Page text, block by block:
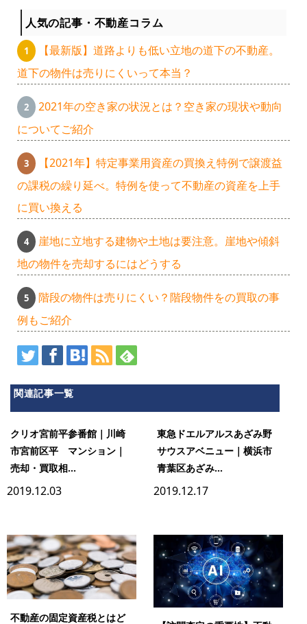
人気の記事・不動産コラム
【最新版】道路よりも低い立地の道下の不動産。
道下の物件は売りにくいって本当？
2021年の空き家の状況とは？空き家の現状や動向
についてご紹介
【2021年】特定事業用資産の買換え特例で譲渡益
の課税の繰り延べ。特例を使って不動産の資産を上手
に買い換える
崖地に立地する建物や土地は要注意。崖地や傾斜
地の物件を売却するにはどうする
階段の物件は売りにくい？階段物件をの買取の事
例もご紹介
関連記事一覧
クリオ宮前平参番館｜川崎
市宮前区平 マンション｜
売却・買取相...
2019.12.03
東急ドエルアルスあざみ野
サウスアベニュー｜横浜市
青葉区あざみ...
2019.12.17
不動産の固定資産税とはど